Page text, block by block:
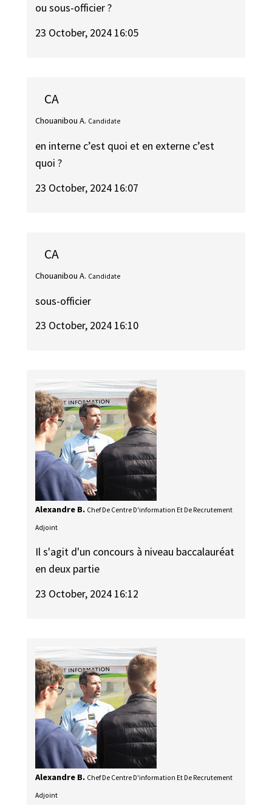
ou sous-officier ?
23 October, 2024 16:05
CA
Chouanibou A. Candidate
en interne c’est quoi et en externe c’est
quoi ?
23 October, 2024 16:07
CA
Chouanibou A. Candidate
sous-officier
23 October, 2024 16:10
Alexandre B. Chef De Centre D'information Et De Recrutement
Adjoint
Il s'agit d'un concours à niveau baccalauréat
en deux partie
23 October, 2024 16:12
Alexandre B. Chef De Centre D'information Et De Recrutement
Adjoint